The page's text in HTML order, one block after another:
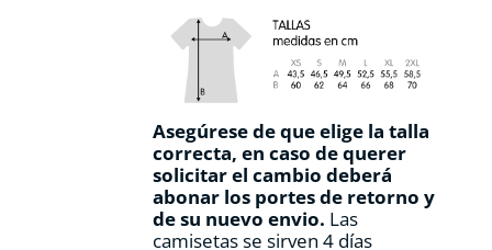
Asegúrese de que elige la talla
correcta, en caso de querer
solicitar el cambio deberá
abonar los portes de retorno y
de su nuevo envio. Las
camisetas se sirven 4 días